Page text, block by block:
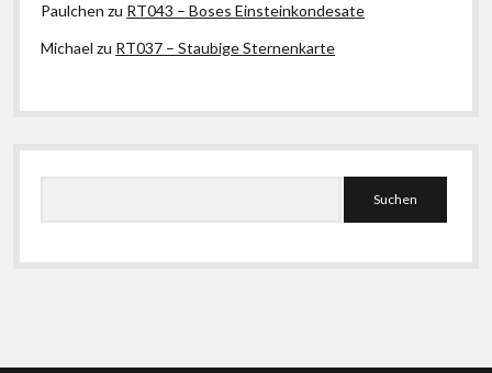
Paulchen zu RT043 – Boses Einsteinkondesate
Michael zu RT037 – Staubige Sternenkarte